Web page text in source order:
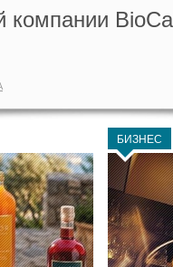
компании
БИЗНЕС